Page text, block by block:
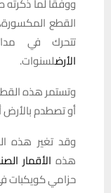
القطع
تتحرك في
الأرضلسنوات.
وتستمر هذه
أو تصطدم بالأرض
وقد تغير هذه
هذه الأقمار
حزامي كويكبات